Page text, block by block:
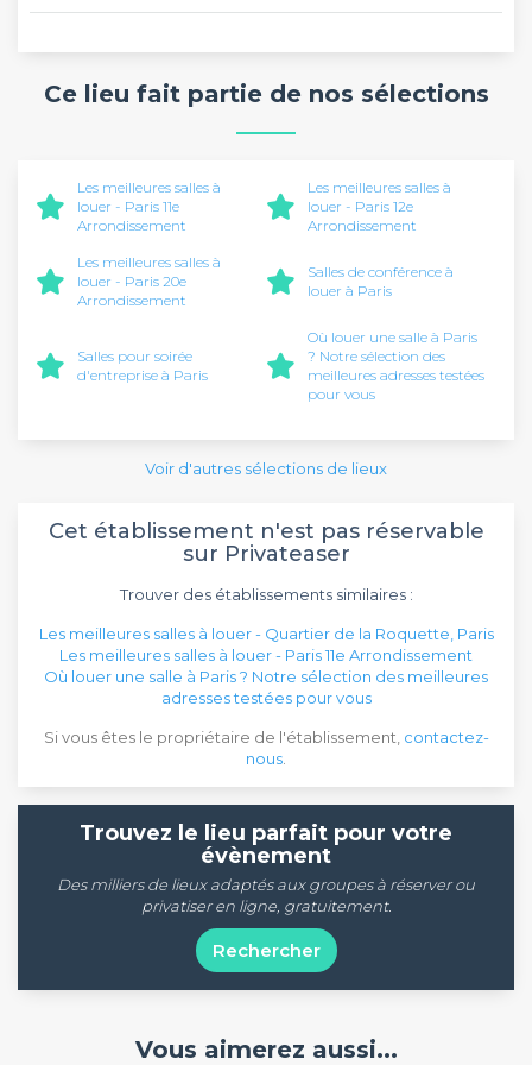
Ce lieu fait partie de nos sélections
Les meilleures salles à
louer - Paris 11e
Arrondissement
Les meilleures salles à
louer - Paris 12e
Arrondissement
Les meilleures salles à
louer - Paris 20e
Arrondissement
Salles de conférence à
louer à Paris
Salles pour soirée
d'entreprise à Paris
Où louer une salle à Paris
? Notre sélection des
meilleures adresses testées
pour vous
Voir d'autres sélections de lieux
Cet établissement n'est pas réservable
sur Privateaser
Trouver des établissements similaires :
Les meilleures salles à louer - Quartier de la Roquette, Paris
Les meilleures salles à louer - Paris 11e Arrondissement
Où louer une salle à Paris ? Notre sélection des meilleures
adresses testées pour vous
Si vous êtes le propriétaire de l'établissement, contactez-
nous
Trouvez le lieu parfait pour votre
évènement
Des milliers de lieux adaptés aux groupes à réserver ou
privatiser en ligne, gratuitement.
Rechercher
Vous aimerez aussi...